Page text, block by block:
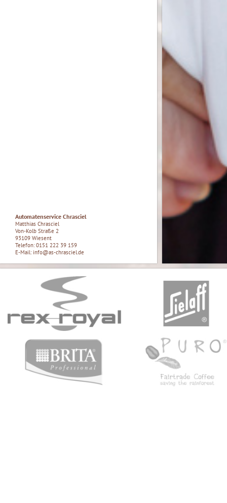
Automatenservice Chrasciel
Matthias Chrasciel
Von-Kolb Straße 2
93109 Wiesent
Telefon: 0151 222 39 159
E-Mail: info@as-chrasciel.de